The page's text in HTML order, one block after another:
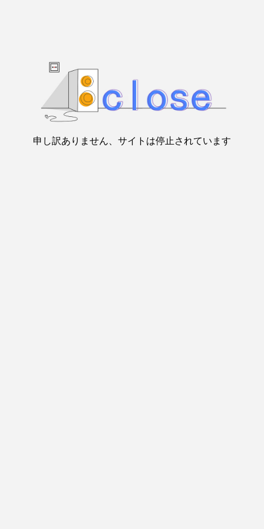
申し訳ありません、サイトは停止されています